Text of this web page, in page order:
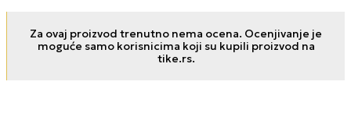
Za ovaj proizvod trenutno nema ocena. Ocenjivanje je
moguće samo korisnicima koji su kupili proizvod na
tike.rs.